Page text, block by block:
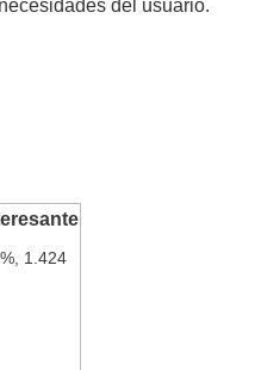
del usuario.
1.424